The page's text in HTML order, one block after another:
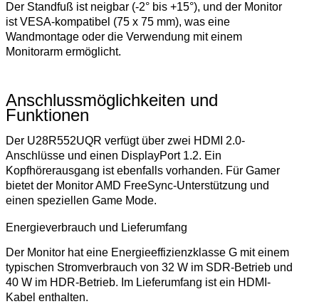
Der Standfuß ist neigbar (-2° bis +15°), und der Monitor
ist VESA-kompatibel (75 x 75 mm), was eine
Wandmontage oder die Verwendung mit einem
Monitorarm ermöglicht.
Anschlussmöglichkeiten und
Funktionen
Der U28R552UQR verfügt über zwei HDMI 2.0-
Anschlüsse und einen DisplayPort 1.2. Ein
Kopfhörerausgang ist ebenfalls vorhanden. Für Gamer
bietet der Monitor AMD FreeSync-Unterstützung und
einen speziellen Game Mode.
Energieverbrauch und Lieferumfang
Der Monitor hat eine Energieeffizienzklasse G mit einem
typischen Stromverbrauch von 32 W im SDR-Betrieb und
40 W im HDR-Betrieb. Im Lieferumfang ist ein HDMI-
Kabel enthalten.